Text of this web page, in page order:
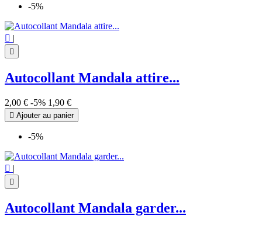
-5%
 |

Autocollant Mandala attire...
2,00 € -5% 1,90 €
 Ajouter au panier
-5%
 |

Autocollant Mandala garder...